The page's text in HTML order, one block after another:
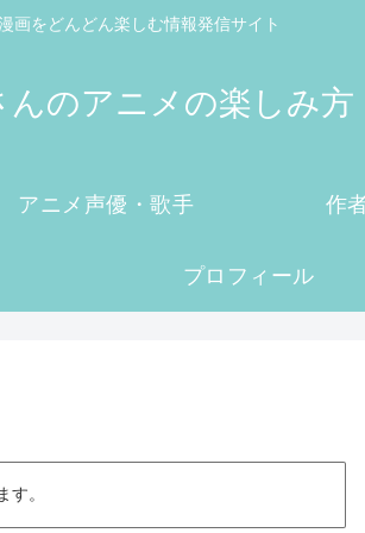
画をどんどん楽しむ情報発信サイト
んのアニメの楽しみ方
アニメ声優・歌手 作
プロフィール
。